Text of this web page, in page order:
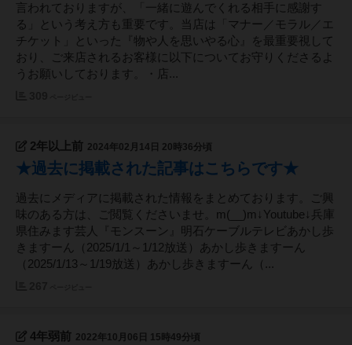
言われておりますが、「一緒に遊んでくれる相手に感謝す
る」という考え方も重要です。当店は「マナー／モラル／エ
チケット」といった『物や人を思いやる心』を最重要視して
おり、ご来店されるお客様に以下についてお守りくださるよ
うお願いしております。・店...
2年以上前 2024年02月14日 20時36分頃
★過去に掲載された記事はこちらです★
過去にメディアに掲載された情報をまとめております。ご興
味のある方は、ご閲覧くださいませ。m(__)m↓Youtube↓兵庫
県住みます芸人『モンスーン』明石ケーブルテレビあかし歩
きますーん（2025/1/1～1/12放送）あかし歩きますーん
（2025/1/13～1/19放送）あかし歩きますーん（...
4年弱前 2022年10月06日 15時49分頃